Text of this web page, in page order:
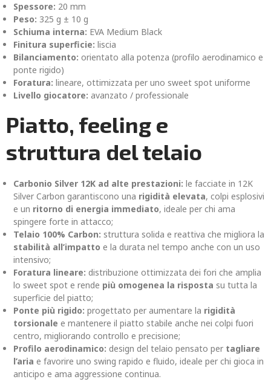
Spessore: 20 mm
Peso: 325 g ± 10 g
Schiuma interna: EVA Medium Black
Finitura superficie: liscia
Bilanciamento: orientato alla potenza (profilo aerodinamico e
ponte rigido)
Foratura: lineare, ottimizzata per uno sweet spot uniforme
Livello giocatore: avanzato / professionale
Piatto, feeling e
struttura del telaio
Carbonio Silver 12K ad alte prestazioni: le facciate in 12K
Silver Carbon garantiscono una rigidità elevata, colpi esplosivi
e un ritorno di energia immediato, ideale per chi ama
spingere forte in attacco;
Telaio 100% Carbon: struttura solida e reattiva che migliora la
stabilità all’impatto e la durata nel tempo anche con un uso
intensivo;
Foratura lineare: distribuzione ottimizzata dei fori che amplia
lo sweet spot e rende più omogenea la risposta su tutta la
superficie del piatto;
Ponte più rigido: progettato per aumentare la rigidità
torsionale e mantenere il piatto stabile anche nei colpi fuori
centro, migliorando controllo e precisione;
Profilo aerodinamico: design del telaio pensato per tagliare
l’aria e favorire uno swing rapido e fluido, ideale per chi gioca in
anticipo e ama aggressione continua.